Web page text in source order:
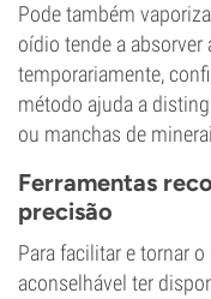
Pode também
oídio tende a absorver
temporariamente,
método ajuda a
ou manchas de
Ferramentas
precisão
Para facilitar e tornar
aconselhável ter